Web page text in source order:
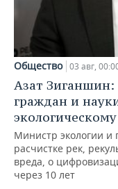
Общество 03 авг,
Азат Зиганшин:
граждан и
Министр экологии и
расчистке рек,
вреда, о
через 10 лет